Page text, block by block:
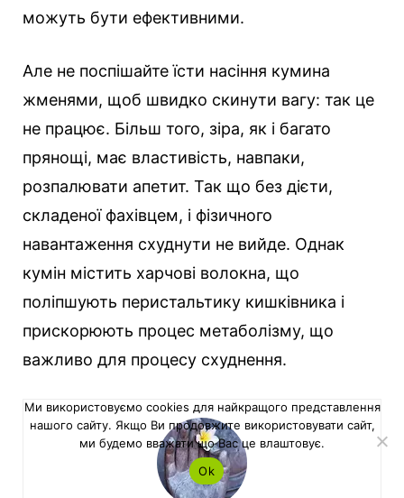
можуть бути ефективними.
Але не поспішайте їсти насіння кумина
жменями, щоб швидко скинути вагу: так це
не працює. Більш того, зіра, як і багато
прянощі, має властивість, навпаки,
розпалювати апетит. Так що без дієти,
складеної фахівцем, і фізичного
навантаження схуднути не вийде. Однак
кумін містить харчові волокна, що
поліпшують перистальтику кишківника і
прискорюють процес метаболізму, що
важливо для процесу схуднення.
Ми використовуємо cookies для найкращого представлення
нашого сайту. Якщо Ви продовжите використовувати сайт,
ми будемо вважати що Вас це влаштовує.
Ok